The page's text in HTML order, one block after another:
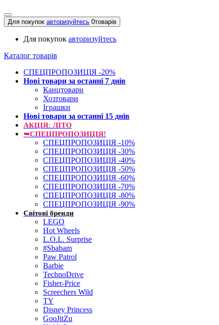
Для покупок авторизуйтесь 0товарів
Для покупок авторизуйтесь
Каталог товарів
СПЕЦПРОПОЗИЦІЯ -20%
Нові товари за останнi 7 днiв
Канцтовари
Хозтовари
Іграшки
Нові товари за останнi 15 днiв
АКЦІЯ: ЛІТО
➥СПЕЦПРОПОЗИЦІЯ!
СПЕЦПРОПОЗИЦІЯ -10%
СПЕЦПРОПОЗИЦІЯ -30%
СПЕЦПРОПОЗИЦІЯ -40%
СПЕЦПРОПОЗИЦІЯ -50%
СПЕЦПРОПОЗИЦІЯ -60%
СПЕЦПРОПОЗИЦІЯ -70%
СПЕЦПРОПОЗИЦІЯ -80%
СПЕЦПРОПОЗИЦІЯ -90%
Світові бренди
LEGO
Hot Wheels
L.O.L. Surprise
#Sbabam
Paw Patrol
Barbie
TechnoDrive
Fisher-Price
Screechers Wild
TY
Disney Princess
GooJitZu